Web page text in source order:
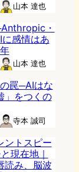
山本 達也
・
感情はあ
山本 達也
罠─AIはな
」をつくの
寺本 誠司
ントスピー
現在地｜
読み、脳波